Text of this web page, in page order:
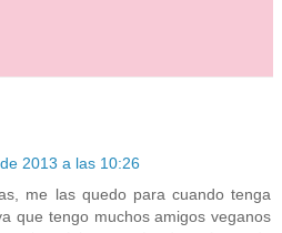
2013 a las 10:26
me las quedo para cuando tenga
que tengo muchos amigos veganos